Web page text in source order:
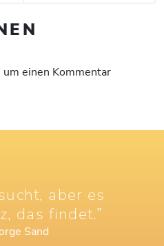
um einen Kommentar
aber es
das findet.”
Sand